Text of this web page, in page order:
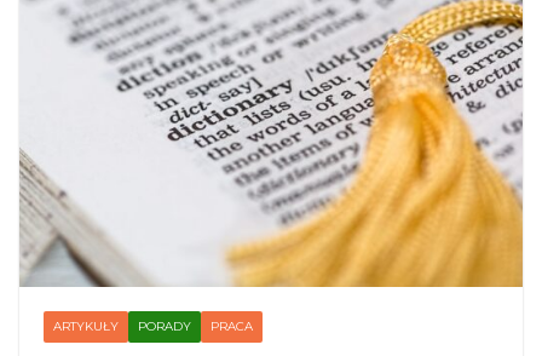
ARTYKUŁY PORADY PRACA